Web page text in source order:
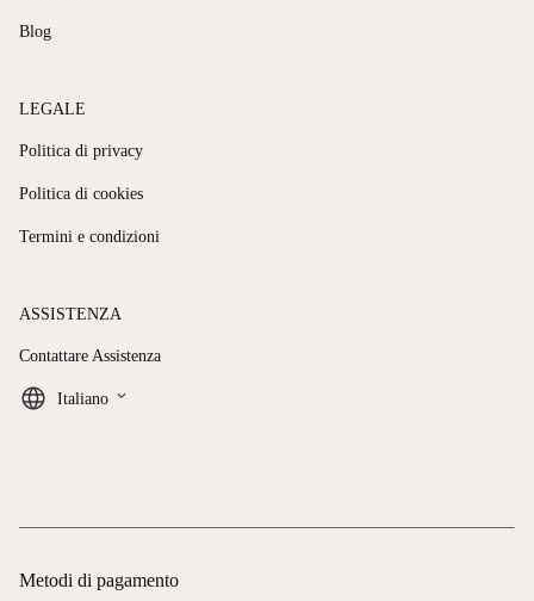
Blog
LEGALE
Politica di privacy
Politica di cookies
Termini e condizioni
ASSISTENZA
Contattare Assistenza
Italiano keyboard_arrow_down
Metodi di pagamento